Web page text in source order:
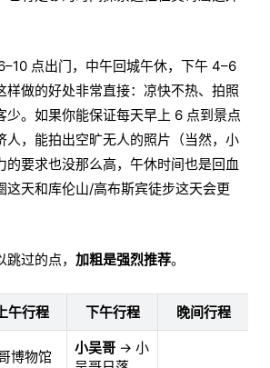
点出门，中午回城午休，下午 4–6
样做的好处非常直接：凉快不热、拍照
少。如果你能保证每天早上 6 点到景点
人，能拍出空旷无人的照片（当然，小
的要求也没那么高，午休时间也是回血
这天和库伦山/高布斯宾徒步这天会更
过的点， 加粗是强烈推荐。
午行程 下午行程 晚间行程
博物馆
小吴哥 → 小